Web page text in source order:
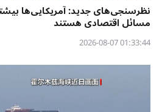
نظرسنجی‌‌های جدید: آمریکایی‌ها
مسائل اقتصادی هستند
01:33:44 2026-08-07